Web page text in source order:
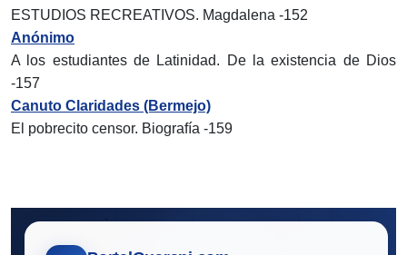
ESTUDIOS RECREATIVOS. Magdalena -152
Anónimo
A los estudiantes de Latinidad. De la existencia de Dios
-157
Canuto Claridades (Bermejo)
El pobrecito censor. Biografía -159